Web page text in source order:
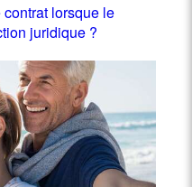
lorsque le
juridique ?